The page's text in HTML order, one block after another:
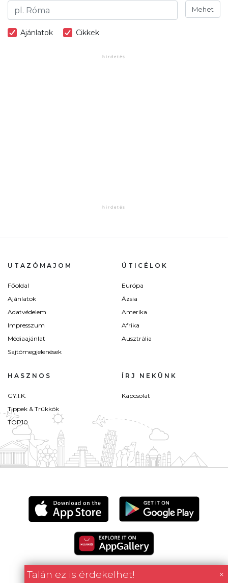
Talán ez is érdekelhet! ×
Mehet
Ajánlatok Cikkek
UTAZÓMAJOM
Főoldal
Ajánlatok
Adatvédelem
Impresszum
Médiaajánlat
Sajtómegjelenések
ÚTICÉLOK
Európa
Ázsia
Amerika
Afrika
Ausztrália
HASZNOS
GY.I.K.
Tippek & Trükkök
TOP10
ÍRJ NEKÜNK
Kapcsolat